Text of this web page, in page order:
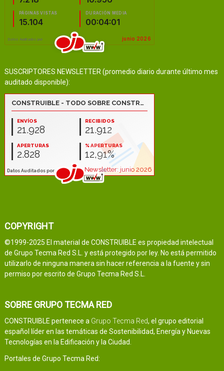
SUSCRIPTORES NEWSLETTER (promedio diario durante último mes
auditado disponible):
COPYRIGHT
©1999-2025 El material de CONSTRUIBLE es propiedad intelectual
de Grupo Tecma Red S.L. y está protegido por ley. No está permitido
utilizarlo de ninguna manera sin hacer referencia a la fuente y sin
permiso por escrito de Grupo Tecma Red S.L.
SOBRE GRUPO TECMA RED
CONSTRUIBLE pertenece a Grupo Tecma Red, el grupo editorial
español líder en las temáticas de Sostenibilidad, Energía y Nuevas
Tecnologías en la Edificación y la Ciudad.
Portales de Grupo Tecma Red: